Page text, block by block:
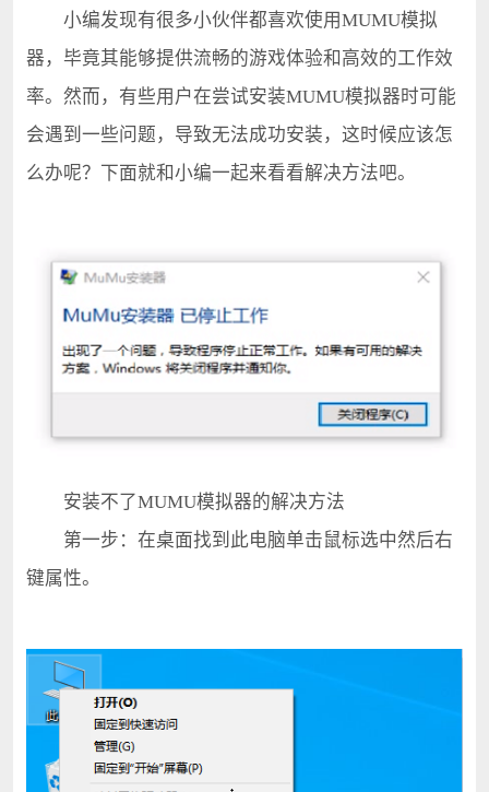
小编发现有很多小伙伴都喜欢使用MUMU模拟
器，毕竟其能够提供流畅的游戏体验和高效的工作效
率。然而，有些用户在尝试安装MUMU模拟器时可能
会遇到一些问题，导致无法成功安装，这时候应该怎
么办呢？下面就和小编一起来看看解决方法吧。
安装不了MUMU模拟器的解决方法
第一步：在桌面找到此电脑单击鼠标选中然后右
键属性。